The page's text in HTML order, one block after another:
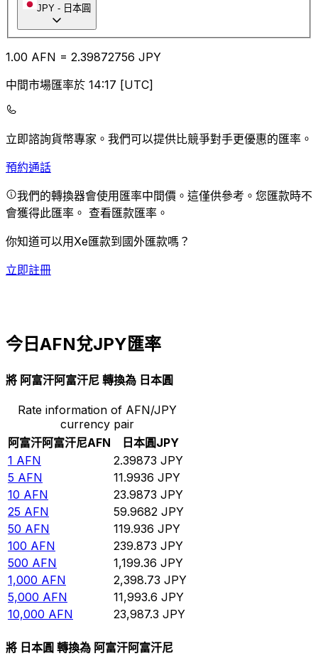
JPY - 日本圓
1.00 AFN = 2.39872756 JPY
中間市場匯率於 14:17 [UTC]
立即諮詢貨幣專家。 我們可以提供比競爭對手更優惠的匯率。
預約通話
我們的轉換器會使用匯率中間價。這僅供參考。您匯款時不
會獲得此匯率。 查看匯款匯率。
你知道可以用Xe匯款到國外匯款嗎？
立即註冊
今日AFN兌JPY匯率
將 阿富汗阿富汗尼 轉換為 日本圓
Rate information of AFN/JPY
currency pair
阿富汗阿富汗尼AFN 日本圓JPY
1 AFN 2.39873 JPY
5 AFN 11.9936 JPY
10 AFN 23.9873 JPY
25 AFN 59.9682 JPY
50 AFN 119.936 JPY
100 AFN 239.873 JPY
500 AFN 1,199.36 JPY
1,000 AFN 2,398.73 JPY
5,000 AFN 11,993.6 JPY
10,000 AFN 23,987.3 JPY
將 日本圓 轉換為 阿富汗阿富汗尼